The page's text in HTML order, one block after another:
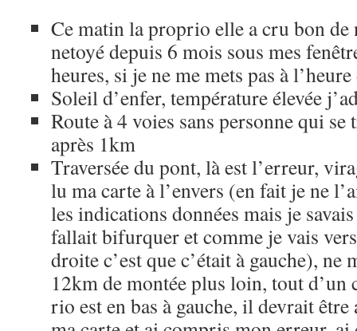
Ce matin la proprio elle a cru bon de
netoyé depuis 6 mois sous mes
heures, si je ne me mets pas à
Soleil d’enfer, température élevée
Route à 4 voies sans personne qui
après 1km
Traversée du pont, là est l’erreur,
lu ma carte à l’envers (en fait je ne
les indications données mais je
fallait bifurquer et comme je vais
droite c’est que c’était à gauche), ne
12km de montée plus loin, tout d’un
rio est en bas à gauche, il devrait